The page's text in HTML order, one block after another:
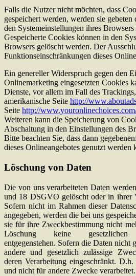
Falls die Nutzer nicht möchten, dass
gespeichert werden, werden sie
den Systemeinstellungen ihres
Gespeicherte Cookies können in den
Browsers gelöscht werden. Der
Funktionseinschränkungen dieses
Ein genereller Widerspruch gegen den
Onlinemarketing eingesetzten Cookies
Dienste, vor allem im Fall des
amerikanische Seite http://
Seite http://
Weiteren kann die Speicherung von
Abschaltung in den Einstellungen des
Bitte beachten Sie, dass dann
dieses Onlineangebotes genutzt werden
Löschung von Daten
Die von uns verarbeiteten Daten
und 18 DSGVO gelöscht oder in ihrer
Sofern nicht im Rahmen dieser
angegeben, werden die bei uns
sie für ihre Zweckbestimmung nicht
Löschung keine gesetzlichen
entgegenstehen. Sofern die Daten nicht
andere und gesetzlich zulässige
deren Verarbeitung eingeschränkt.
und nicht für andere Zwecke